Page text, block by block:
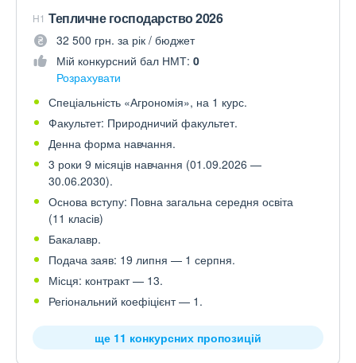
H1 Тепличне господарство 2026
32 500 грн. за рік / бюджет
Мій конкурсний бал НМТ: 0
Розрахувати
Спеціальність «Агрономія», на 1 курс.
Факультет: Природничий факультет.
Денна форма навчання.
3 роки 9 місяців навчання (01.09.2026 —
30.06.2030).
Основа вступу: Повна загальна середня освіта
(11 класів)
Бакалавр.
Подача заяв: 19 липня — 1 серпня.
Місця: контракт — 13.
Регіональний коефіцієнт — 1.
ще 11 конкурсних пропозицій